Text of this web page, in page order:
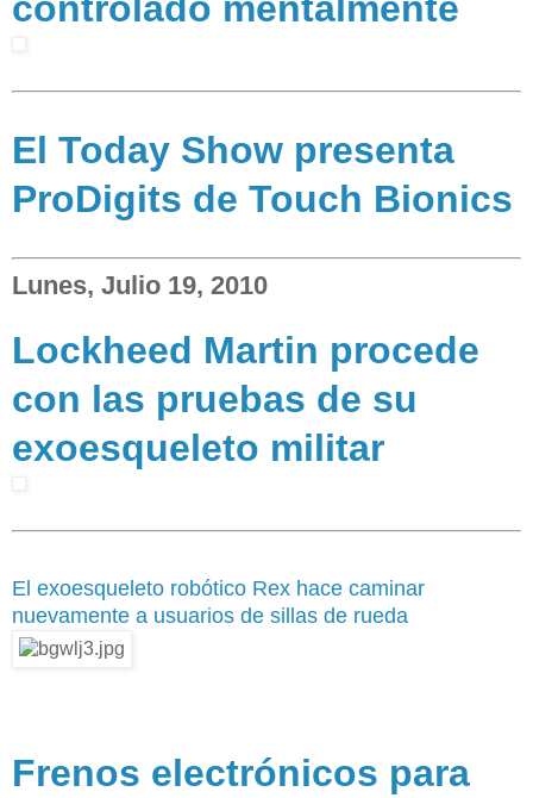
El Today Show presenta
ProDigits de Touch Bionics
Lunes, Julio 19, 2010
Lockheed Martin procede
con las pruebas de su
exoesqueleto militar
El exoesqueleto robótico Rex hace caminar
nuevamente a usuarios de sillas de rueda
Frenos electrónicos para